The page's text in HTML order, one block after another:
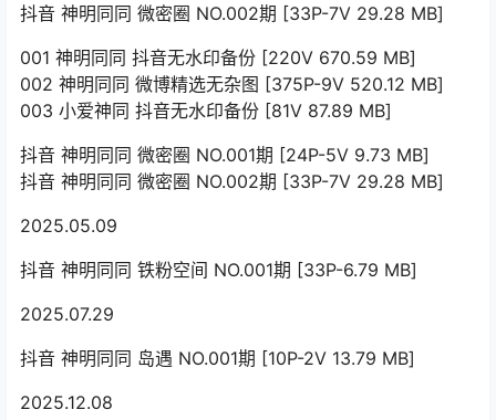
抖音 神明同同 微密圈 NO.002期 [33P-7V 29.28 MB]
001 神明同同 抖音无水印备份 [220V 670.59 MB]
002 神明同同 微博精选无杂图 [375P-9V 520.12 MB]
003 小爱神同 抖音无水印备份 [81V 87.89 MB]
抖音 神明同同 微密圈 NO.001期 [24P-5V 9.73 MB]
抖音 神明同同 微密圈 NO.002期 [33P-7V 29.28 MB]
2025.05.09
抖音 神明同同 铁粉空间 NO.001期 [33P-6.79 MB]
2025.07.29
抖音 神明同同 岛遇 NO.001期 [10P-2V 13.79 MB]
2025.12.08